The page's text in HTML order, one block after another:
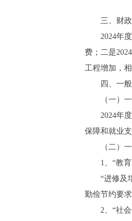
三、财政
2024年度
费；二是
工程增加，
四、一般
（一）一
2024年度
保障和就业
（二）一
1、“教育支
“进修及培
勤俭节约要
2、“社会保